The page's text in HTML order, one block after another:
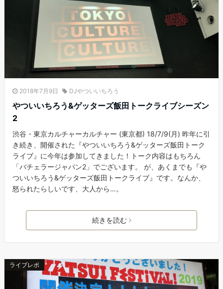
2018年7月9日 DJやついいちろう
やついいちろう&ゲッターズ飯田トークライブシーズン
2
渋谷・東京カルチャーカルチャー (東京都) 18/7/9(月) 昨年に引
き続き、開催された『やついいちろう&ゲッターズ飯田トーク
ライブ』に今年は参加してきました！トーク内容はもちろん
「バチェラージャパン2」でございます。 が、あくまでも『や
ついいちろう&ゲッターズ飯田トークライブ』です。なんか、
怒られたらしいです、大人から…。
続きを読む
ライブレポ